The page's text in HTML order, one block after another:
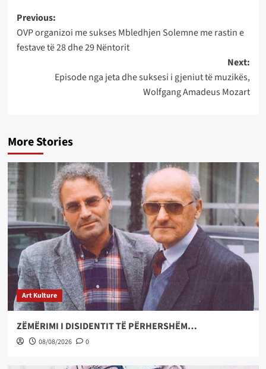
Post
navigation
Previous:
OVP organizoi me sukses Mbledhjen Solemne me rastin e
festave të 28 dhe 29 Nëntorit
Next:
Episode nga jeta dhe suksesi i gjeniut të muzikës,
Wolfgang Amadeus Mozart
More Stories
Art Kulture
ZËMËRIMI I DISIDENTIT TË PËRHERSHËM…
08/08/2026 0